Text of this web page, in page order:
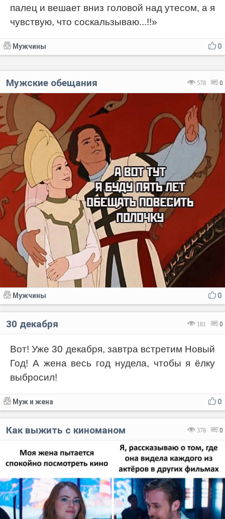
палец и вешает вниз головой над утесом, а я
чувствую, что соскальзываю...!!»
0
Мужчины
578 0
Мужские обещания
0
Мужчины
181 0
30 декабря
Вот! Уже 30 декабря, завтра встретим Новый
Год! А жена весь год нудела, чтобы я ёлку
выбросил!
0
Муж и жена
378 0
Как выжить с киноманом